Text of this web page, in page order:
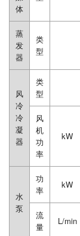
体
蒸
发
器
类
型
风
冷
冷
凝
器
类
型
风
机
功
率
kW
水
泵
功
率
kW
流
量
L/min